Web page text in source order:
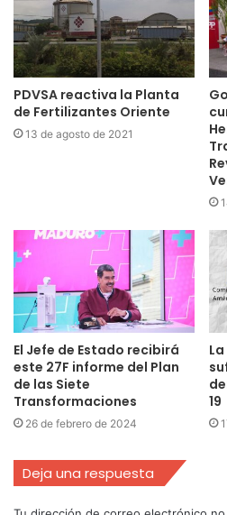
PDVSA reactiva la Planta
de Fertilizantes Oriente
13 de agosto de 2021
El Jefe de Estado recibirá
este 27F informe del Plan
de las Siete
Transformaciones
26 de febrero de 2024
19
Deja una respuesta